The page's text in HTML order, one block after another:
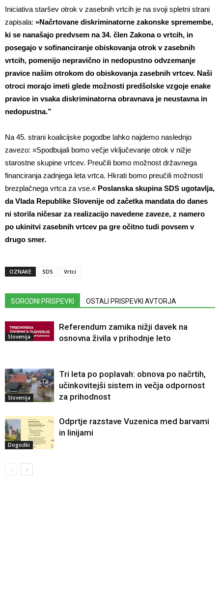
Iniciativa staršev otrok v zasebnih vrtcih je na svoji spletni strani
zapisala: »Načrtovane diskriminatorne zakonske spremembe,
ki se nanašajo predvsem na 34. člen Zakona o vrtcih, in
posegajo v sofinanciranje obiskovanja otrok v zasebnih
vrtcih, pomenijo nepravično in nedopustno odvzemanje
pravice našim otrokom do obiskovanja zasebnih vrtcev. Naši
otroci morajo imeti glede možnosti predšolske vzgoje enake
pravice in vsaka diskriminatorna obravnava je neustavna in
nedopustna.”
Na 45. strani koalicijske pogodbe lahko najdemo naslednjo
zavezo: »Spodbujali bomo večje vključevanje otrok v nižje
starostne skupine vrtcev. Preučili bomo možnost državnega
financiranja zadnjega leta vrtca. Hkrati bomo preučili možnosti
brezplačnega vrtca za vse.« Poslanska skupina SDS ugotavlja,
da Vlada Republike Slovenije od začetka mandata do danes
ni storila ničesar za realizacijo navedene zaveze, z namero
po ukinitvi zasebnih vrtcev pa gre očitno tudi povsem v
drugo smer.
OZNAKE SDS Vrtci
SORODNI PRISPEVKI OSTALI PRISPEVKI AVTORJA
Slovenija
Referendum zamika nižji davek na
osnovna živila v prihodnje leto
Slovenija
Tri leta po poplavah: obnova po načrtih,
učinkovitejši sistem in večja odpornost
za prihodnost
Dogodki
Odprtje razstave Vuzenica med barvami
in linijami